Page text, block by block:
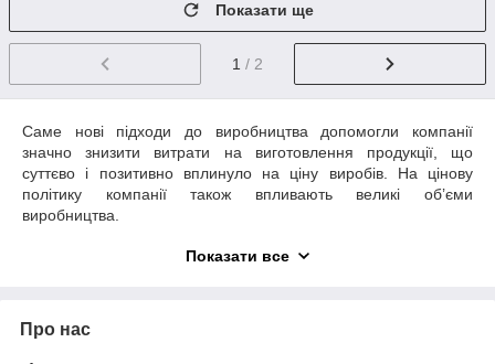
Показати ще
1 / 2
Саме нові підходи до виробництва допомогли компанії
значно знизити витрати на виготовлення продукції, що
суттєво і позитивно вплинуло на ціну виробів. На цінову
політику компанії також впливають великі об’єми
виробництва.
Асортимент садових пил ARS
Пили традиційного садового типу (ножівки)
Показати все
Про нас